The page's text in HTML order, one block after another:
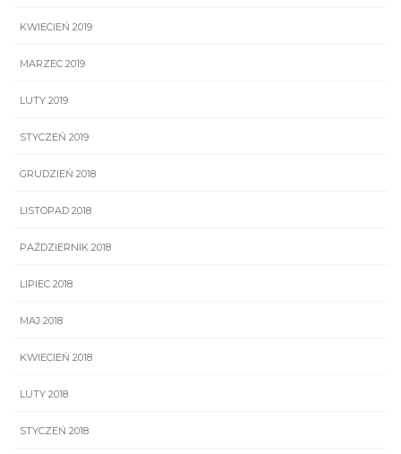
KWIECIEŃ 2019
MARZEC 2019
LUTY 2019
STYCZEŃ 2019
GRUDZIEŃ 2018
LISTOPAD 2018
PAŹDZIERNIK 2018
LIPIEC 2018
MAJ 2018
KWIECIEŃ 2018
LUTY 2018
STYCZEŃ 2018